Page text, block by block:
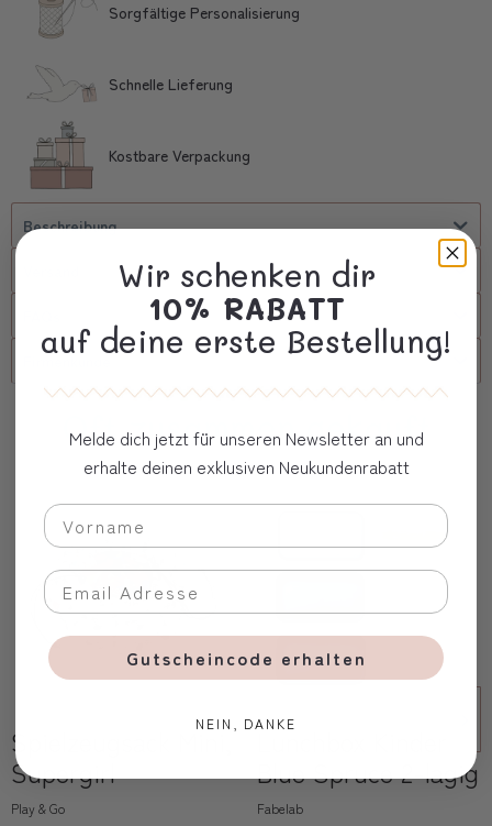
Sorgfältige Personalisierung
Schnelle Lieferung
Kostbare Verpackung
Beschreibung
Oft zusammen gekauft
Spielzeugsack Mini,
Supergirl
Play & Go
Lunchbox Kinder
Blue Spruce 2-lagig
Fabelab
Wir schenken dir
10% RABATT
auf deine erste Bestellung!
Melde dich jetzt für unseren Newsletter an und
erhalte deinen exklusiven Neukundenrabatt
Gutscheincode erhalten
NEIN, DANKE